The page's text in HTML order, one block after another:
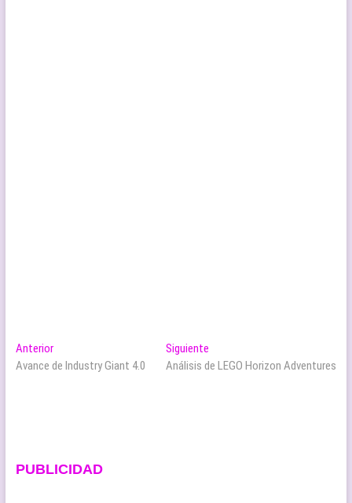
Navegación
de
AnteriorEntrada
anterior:
Avance de Industry Giant 4.0
Siguiente
siguiente:
Análisis de LEGO Horizon Adventures
PUBLICIDAD